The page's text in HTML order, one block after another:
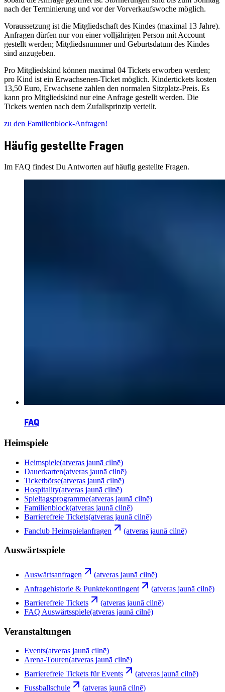
nach der Terminierung und vor der Vorverkaufswoche möglich.
Voraussetzung ist die Mitgliedschaft des Kindes (maximal 13 Jahre).
Anfragen dürfen nur von einer volljährigen Person mit Account
gestellt werden; Mitgliedsnummer und Geburtsdatum des Kindes
sind anzugeben.
Pro Mitgliedskind können maximal 04 Tickets erworben werden;
pro Kind ist ein Erwachsenen‑Ticket möglich. Kindertickets kosten
13,50 Euro, Erwachsene zahlen den normalen Sitzplatz‑Preis. Es
kann pro Mitgliedskind nur eine Anfrage gestellt werden. Die
Tickets werden nach dem Zufallsprinzip verteilt.
zu den Familienblock-Anfragen!
Häufig gestellte Fragen
Im FAQ findest Du Antworten auf häufig gestellte Fragen.
FAQ
Heimspiele
Heimspiele(atveras jaunā cilnē)
Dauerkarten(atveras jaunā cilnē)
Ticketbörse(atveras jaunā cilnē)
Hospitality(atveras jaunā cilnē)
Spieltagsprogramme(atveras jaunā cilnē)
Familienblock(atveras jaunā cilnē)
Barrierefreie Tickets(atveras jaunā cilnē)
Fanclub Heimspielanfragen
(atveras jaunā cilnē)
Auswärtsspiele
Auswärtsanfragen
(atveras jaunā cilnē)
Anfragehistorie & Punktekontingent
(atveras jaunā cilnē)
Barrierefreie Tickets
(atveras jaunā cilnē)
FAQ Auswärtsspiele(atveras jaunā cilnē)
Veranstaltungen
Events(atveras jaunā cilnē)
Arena-Touren(atveras jaunā cilnē)
Barrierefreie Tickets für Events
(atveras jaunā cilnē)
Fussballschule
(atveras jaunā cilnē)